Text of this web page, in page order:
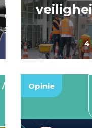
4
Opinie